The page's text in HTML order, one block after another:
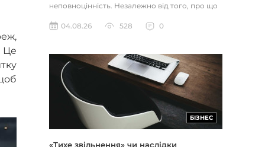
Це
неповноцінність. Незалежно від того, про що
04.08.26
528 0
БІЗНЕС
«Тихе звільнення» чи наслідки